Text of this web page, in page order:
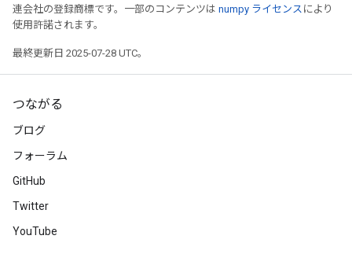
連会社の登録商標です。一部のコンテンツは numpy ライセンス により
使用許諾されます。
最終更新日 2025-07-28 UTC。
つながる
ブログ
フォーラム
GitHub
Twitter
YouTube